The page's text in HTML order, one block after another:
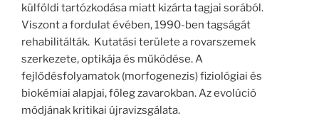
külföldi tartózkodása miatt kizárta tagjai sorából.
Viszont a fordulat évében, 1990-ben tagságát
rehabilitálták. Kutatási területe a rovarszemek
szerkezete, optikája és működése. A
fejlődésfolyamatok (morfogenezis) fiziológiai és
biokémiai alapjai, főleg zavarokban. Az evolúció
módjának kritikai újravizsgálata.